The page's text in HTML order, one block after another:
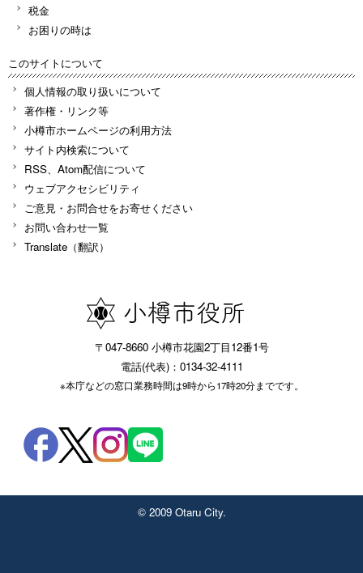
税金
お困りの時は
このサイトについて
個人情報の取り扱いについて
著作権・リンク等
小樽市ホームページの利用方法
サイト内検索について
RSS、Atom配信について
ウェブアクセシビリティ
ご意見・お問合せをお寄せください
お問い合わせ一覧
Translate（翻訳）
〒047-8660 小樽市花園2丁目12番1号
電話(代表)：0134-32-4111
※本庁などの窓口業務時間は9時から17時20分までです。
© 2009 Otaru City.